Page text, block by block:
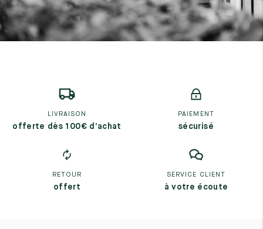
LIVRAISON
offerte dès 100€ d’achat
PAIEMENT
sécurisé
RETOUR
offert
SERVICE CLIENT
à votre écoute